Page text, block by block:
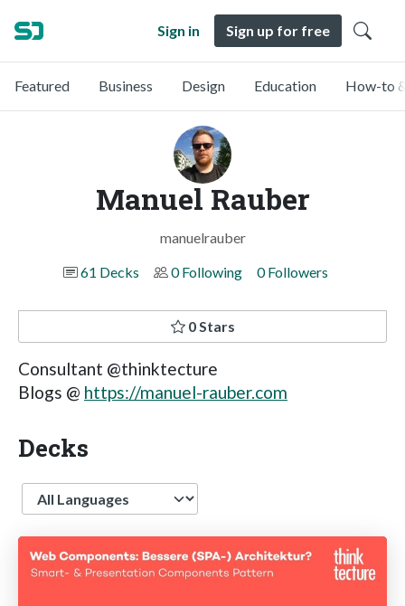
Sign in Sign up for free
Featured Business Design Education How-to
Manuel Rauber
manuelrauber
61 Decks
0 Following 0 Followers
0 Stars
Consultant @thinktecture
Blogs @ https://manuel-rauber.com
Decks
Language